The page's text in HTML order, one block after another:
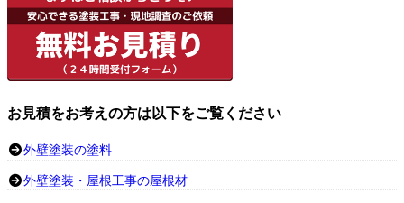
お見積をお考えの方は以下をご覧ください
外壁塗装の塗料
外壁塗装・屋根工事の屋根材